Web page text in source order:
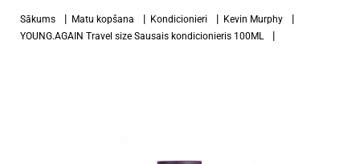
Sākums Matu kopšana Kondicionieri
Kevin Murphy
YOUNG.AGAIN Travel size Sausais kondicionieris 100ML